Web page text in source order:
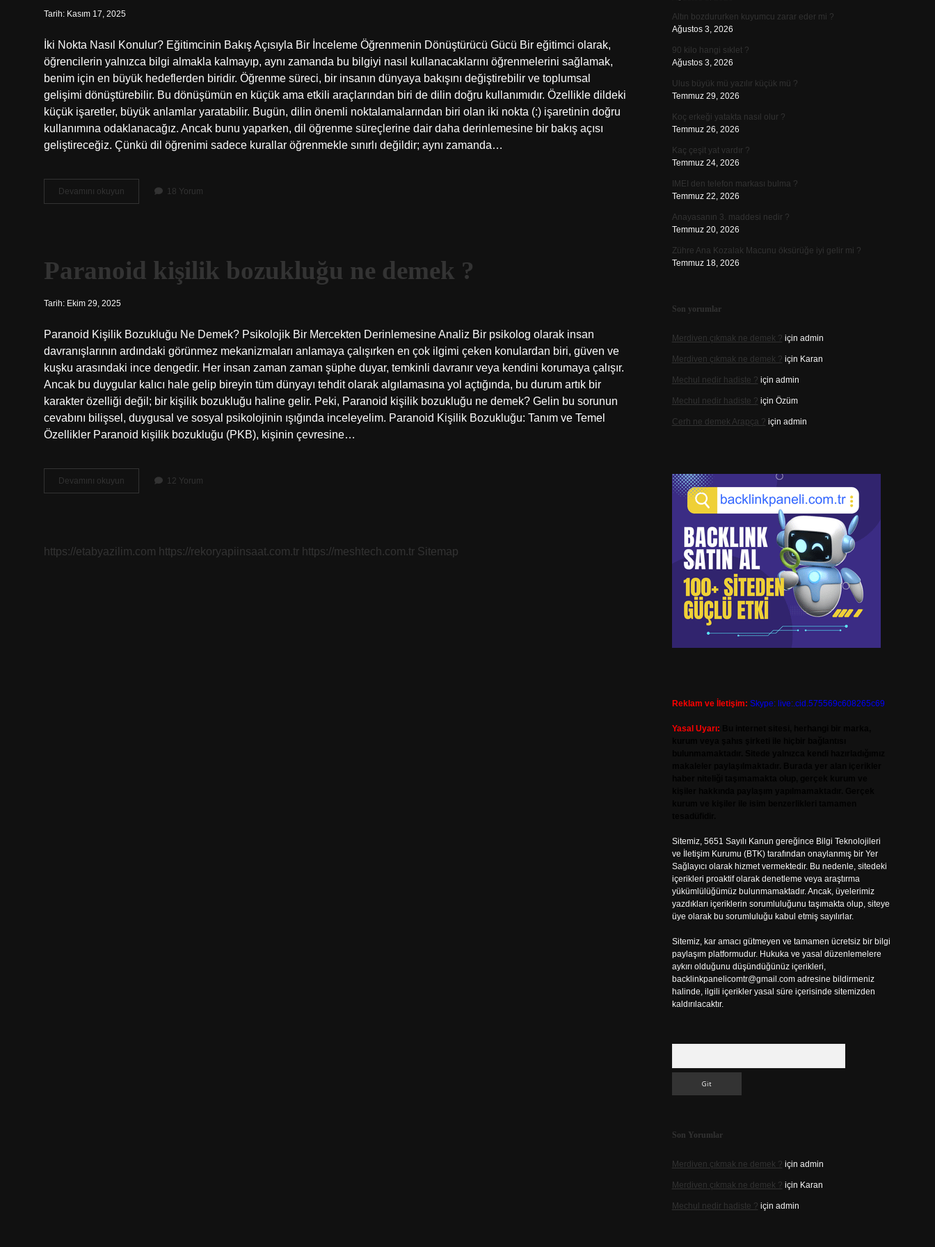
Tarih: Kasım 17, 2025
İki Nokta Nasıl Konulur? Eğitimcinin Bakış Açısıyla Bir İnceleme Öğrenmenin Dönüştürücü Gücü Bir eğitimci olarak,
öğrencilerin yalnızca bilgi almakla kalmayıp, aynı zamanda bu bilgiyi nasıl kullanacaklarını öğrenmelerini sağlamak,
benim için en büyük hedeflerden biridir. Öğrenme süreci, bir insanın dünyaya bakışını değiştirebilir ve toplumsal
gelişimi dönüştürebilir. Bu dönüşümün en küçük ama etkili araçlarından biri de dilin doğru kullanımıdır. Özellikle dildeki
küçük işaretler, büyük anlamlar yaratabilir. Bugün, dilin önemli noktalamalarından biri olan iki nokta (:) işaretinin doğru
kullanımına odaklanacağız. Ancak bunu yaparken, dil öğrenme süreçlerine dair daha derinlemesine bir bakış açısı
geliştireceğiz. Çünkü dil öğrenimi sadece kurallar öğrenmekle sınırlı değildir; aynı zamanda…
Devamını okuyun
nokta
18 Yorum
Paranoid kişilik bozukluğu ne demek ?
Tarih: Ekim 29, 2025
Paranoid Kişilik Bozukluğu Ne Demek? Psikolojik Bir Mercekten Derinlemesine Analiz Bir psikolog olarak insan
davranışlarının ardındaki görünmez mekanizmaları anlamaya çalışırken en çok ilgimi çeken konulardan biri, güven ve
kuşku arasındaki ince dengedir. Her insan zaman zaman şüphe duyar, temkinli davranır veya kendini korumaya çalışır.
Ancak bu duygular kalıcı hale gelip bireyin tüm dünyayı tehdit olarak algılamasına yol açtığında, bu durum artık bir
karakter özelliği değil; bir kişilik bozukluğu haline gelir. Peki, Paranoid kişilik bozukluğu ne demek? Gelin bu sorunun
cevabını bilişsel, duygusal ve sosyal psikolojinin ışığında inceleyelim. Paranoid Kişilik Bozukluğu: Tanım ve Temel
Özellikler Paranoid kişilik bozukluğu (PKB), kişinin çevresine…
Devamını okuyun Paranoid
kişilik
12 Yorum
https://etabyazilim.com https://rekoryapiinsaat.com.tr https://meshtech.com.tr Sitemap
Altın bozdururken kuyumcu zarar eder mi ?
Ağustos 3, 2026
90 kilo hangi sıklet ?
Ağustos 3, 2026
Ulus büyük mü yazılır küçük mü ?
Temmuz 29, 2026
Koç erkeği yatakta nasıl olur ?
Temmuz 26, 2026
Kaç çeşit yat vardır ?
Temmuz 24, 2026
IMEI den telefon markası bulma ?
Temmuz 22, 2026
Anayasanın 3. maddesi nedir ?
Temmuz 20, 2026
Zühre Ana Kozalak Macunu öksürüğe iyi gelir mi ?
Temmuz 18, 2026
Son yorumlar
Merdiven çıkmak ne demek ? için admin
Merdiven çıkmak ne demek ? için Karan
Mechul nedir hadiste ? için admin
Mechul nedir hadiste ? için Özüm
Cerh ne demek Arapça ? için admin
Reklam ve İletişim: Skype: live:.cid.575569c608265c69
Yasal Uyarı:
Sitemiz, 5651 Sayılı Kanun gereğince Bilgi Teknolojileri
ve İletişim Kurumu (BTK) tarafından onaylanmış bir Yer
Sağlayıcı olarak hizmet vermektedir. Bu nedenle, sitedeki
içerikleri proaktif olarak denetleme veya araştırma
yükümlülüğümüz bulunmamaktadır. Ancak, üyelerimiz
yazdıkları içeriklerin sorumluluğunu taşımakta olup, siteye
üye olarak bu sorumluluğu kabul etmiş sayılırlar.
Sitemiz, kar amacı gütmeyen ve tamamen ücretsiz bir bilgi
paylaşım platformudur. Hukuka ve yasal düzenlemelere
aykırı olduğunu düşündüğünüz içerikleri,
backlinkpanelicomtr@gmail.comadresine bildirmeniz
halinde, ilgili içerikler yasal süre içerisinde sitemizden
kaldırılacaktır.
Son Yorumlar
Merdiven çıkmak ne demek ? için admin
Merdiven çıkmak ne demek ? için Karan
Mechul nedir hadiste ? için admin